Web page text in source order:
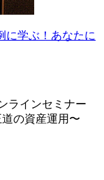
に学ぶ！あなたに
ラインセミナー
の資産運用〜